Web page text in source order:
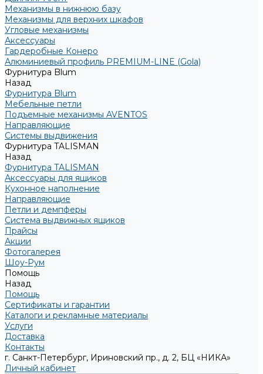
Механизмы в нижнюю базу
Механизмы для верхних шкафов
Угловые механизмы
Аксессуары
Гардеробные Конеро
Алюминиевый профиль PREMIUM-LINE (Gola)
Фурнитура Blum
Назад
Фурнитура Blum
Мебельные петли
Подъемные механизмы AVENTOS
Направляющие
Системы выдвижения
Фурнитура TALISMAN
Назад
Фурнитура TALISMAN
Аксессуары для ящиков
Кухонное наполнение
Направляющие
Петли и демпферы
Система выдвижных ящиков
Прайсы
Акции
Фотогалерея
Шоу-Рум
Помощь
Назад
Помощь
Сертификаты и гарантии
Каталоги и рекламные материалы
Услуги
Доставка
Контакты
г. Санкт-Петербург, Ириновский пр., д. 2, БЦ «НИКА»
Личный кабинет